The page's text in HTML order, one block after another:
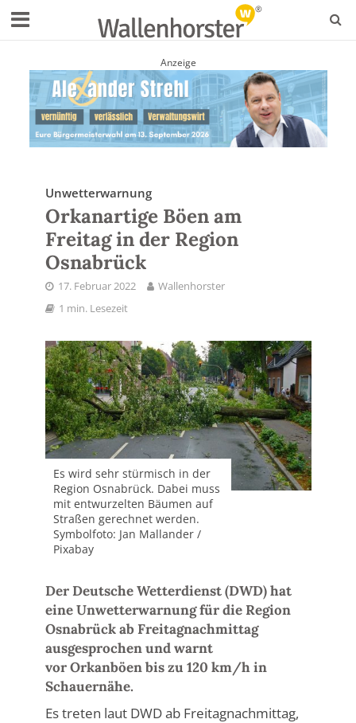
Anzeige
Unwetterwarnung
Orkanartige Böen am
Freitag in der Region
Osnabrück
17. Februar 2022
Wallenhorster
1 min. Lesezeit
Es wird sehr stürmisch in der
Region Osnabrück. Dabei muss
mit entwurzelten Bäumen auf
Straßen gerechnet werden.
Symbolfoto: Jan Mallander /
Pixabay
Der Deutsche Wetterdienst (DWD) hat
eine Unwetterwarnung für die Region
Osnabrück ab Freitagnachmittag
ausgesprochen und warnt
vor Orkanböen bis zu 120 km/h in
Schauernähe.
Es treten laut DWD ab Freitagnachmittag,